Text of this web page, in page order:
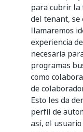
para cubrir la
del tenant, se
llamaremos
experiencia
necesaria
programas
como
de
Esto les da
perfil de
así, el